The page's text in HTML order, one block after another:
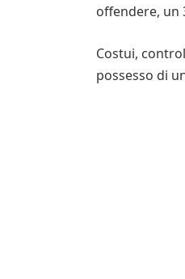
offendere, un
Costui,
possesso di